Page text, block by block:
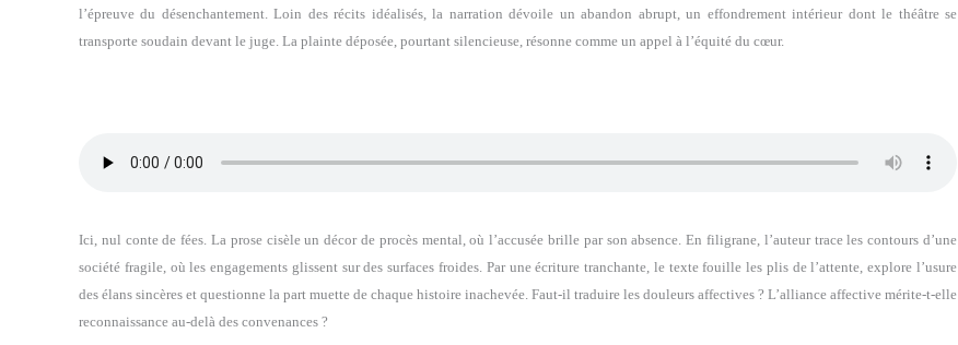
l’épreuve du désenchantement. Loin des récits idéalisés, la narration dévoile un abandon abrupt, un effondrement intérieur dont le théâtre se
transporte soudain devant le juge. La plainte déposée, pourtant silencieuse, résonne comme un appel à l’équité du cœur.
Ici, nul conte de fées. La prose cisèle un décor de procès mental, où l’accusée brille par son absence. En filigrane, l’auteur trace les contours d’une
société fragile, où les engagements glissent sur des surfaces froides. Par une écriture tranchante, le texte fouille les plis de l’attente, explore l’usure
des élans sincères et questionne la part muette de chaque histoire inachevée. Faut-il traduire les douleurs affectives ? L’alliance affective mérite-t-elle
reconnaissance au-delà des convenances ?